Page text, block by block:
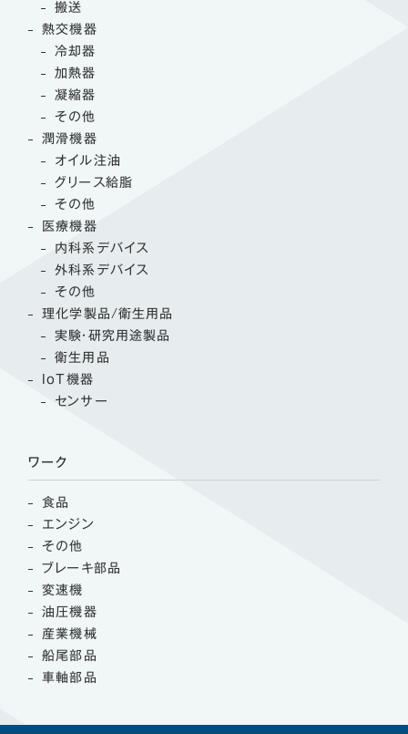
搬送
熱交機器
冷却器
加熱器
凝縮器
その他
潤滑機器
オイル注油
グリース給脂
その他
医療機器
内科系デバイス
外科系デバイス
その他
理化学製品/衛生用品
実験・研究用途製品
衛生用品
IoT機器
センサー
ワーク
食品
エンジン
その他
ブレーキ部品
変速機
油圧機器
産業機械
船尾部品
車軸部品